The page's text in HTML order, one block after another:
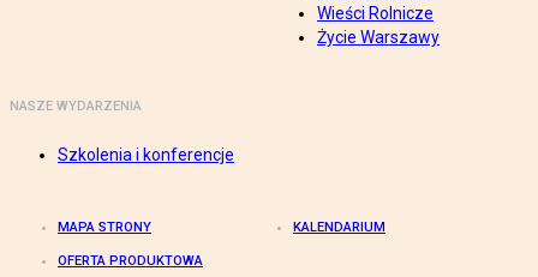
Wieści Rolnicze
Życie Warszawy
NASZE WYDARZENIA
Szkolenia i konferencje
MAPA STRONY KALENDARIUM
OFERTA PRODUKTOWA